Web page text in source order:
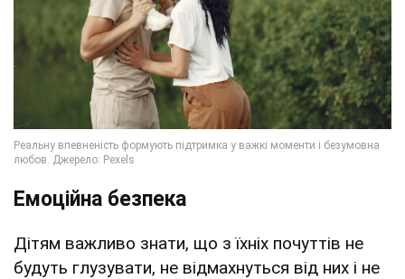
Емоційна безпека
Дітям важливо знати, що з їхніх почуттів не
будуть глузувати, не відмахнуться від них і не